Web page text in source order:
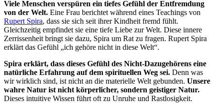
Viele Menschen verspüren ein tiefes Gefühl der Entfremdung
von der Welt. Eine Frau berichtet während eines Teachings von
Rupert Spira, dass sie sich seit ihrer Kindheit fremd fühlt.
Gleichzeitig empfindet sie eine tiefe Liebe zur Welt. Diese innere
Zerrissenheit bringt sie dazu, Spira um Rat zu fragen. Rupert Spira
erklärt das Gefühl „ich gehöre nicht in diese Welt“.
Spira erklärt, dass dieses Gefühl des Nicht-Dazugehörens eine
natürliche Erfahrung auf dem spirituellen Weg sei. Denn was
wir wirklich sind, ist nicht an die materielle Welt gebunden. Unsere
wahre Natur ist nicht körperlicher, sondern geistiger Natur.
Dieses intuitive Wissen führt oft zu Unruhe und Rastlosigkeit.